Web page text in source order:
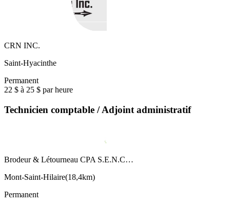
CRN INC.
Saint-Hyacinthe
Permanent
22 $ à 25 $ par heure
Technicien comptable / Adjoint administratif
Brodeur & Létourneau CPA S.E.N.C…
Mont-Saint-Hilaire(18,4km)
Permanent